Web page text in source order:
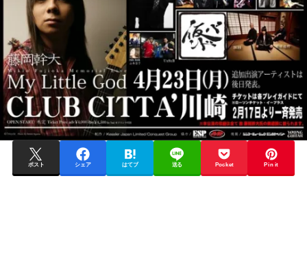
ポスト シェア はてブ 送る Pocket Pin it